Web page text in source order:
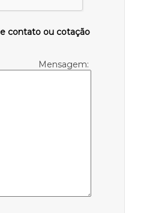
contato ou cotação
Mensagem: